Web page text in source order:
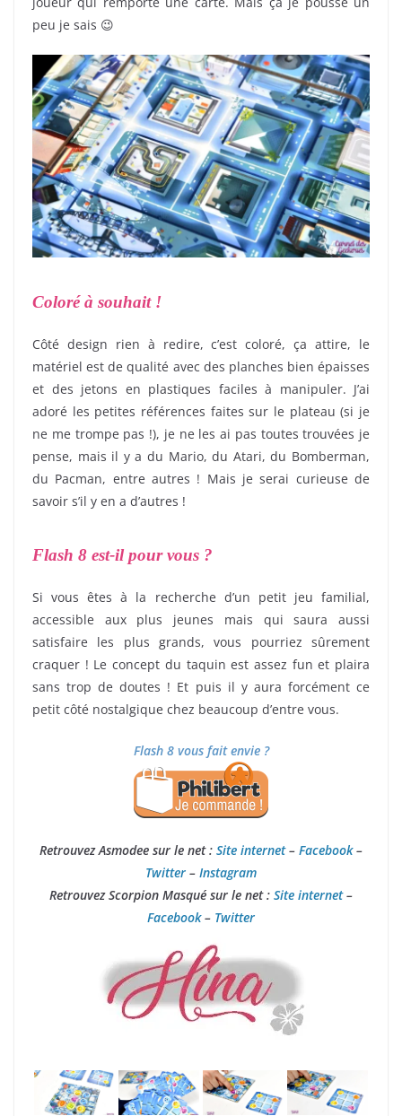
peu je sais 😉
Coloré à souhait !
Côté design rien à redire, c’est coloré, ça attire, le
matériel est de qualité avec des planches bien épaisses
et des jetons en plastiques faciles à manipuler. J’ai
adoré les petites références faites sur le plateau (si je
ne me trompe pas !), je ne les ai pas toutes trouvées je
pense, mais il y a du Mario, du Atari, du Bomberman,
du Pacman, entre autres ! Mais je serai curieuse de
savoir s’il y en a d’autres !
Flash 8 est-il pour vous ?
Si vous êtes à la recherche d’un petit jeu familial,
accessible aux plus jeunes mais qui saura aussi
satisfaire les plus grands, vous pourriez sûrement
craquer ! Le concept du taquin est assez fun et plaira
sans trop de doutes ! Et puis il y aura forcément ce
petit côté nostalgique chez beaucoup d’entre vous.
Flash 8 vous fait envie ?
Retrouvez Asmodee sur le net : Site internet– Facebook–
Twitter – Instagram
Retrouvez Scorpion Masqué sur le net : Site internet–
Facebook– Twitter